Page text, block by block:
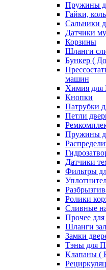
Пружины
Гайки,
Сальники
Датчики
Корзины
Шланги
Бункер (
машин
Химия
Кнопки
Патрубки
Петли
Пружины
Датчики
Фильтры
Ролики
Сливные
Прочее
Шланги
Замки
Тэны для
Клапаны (